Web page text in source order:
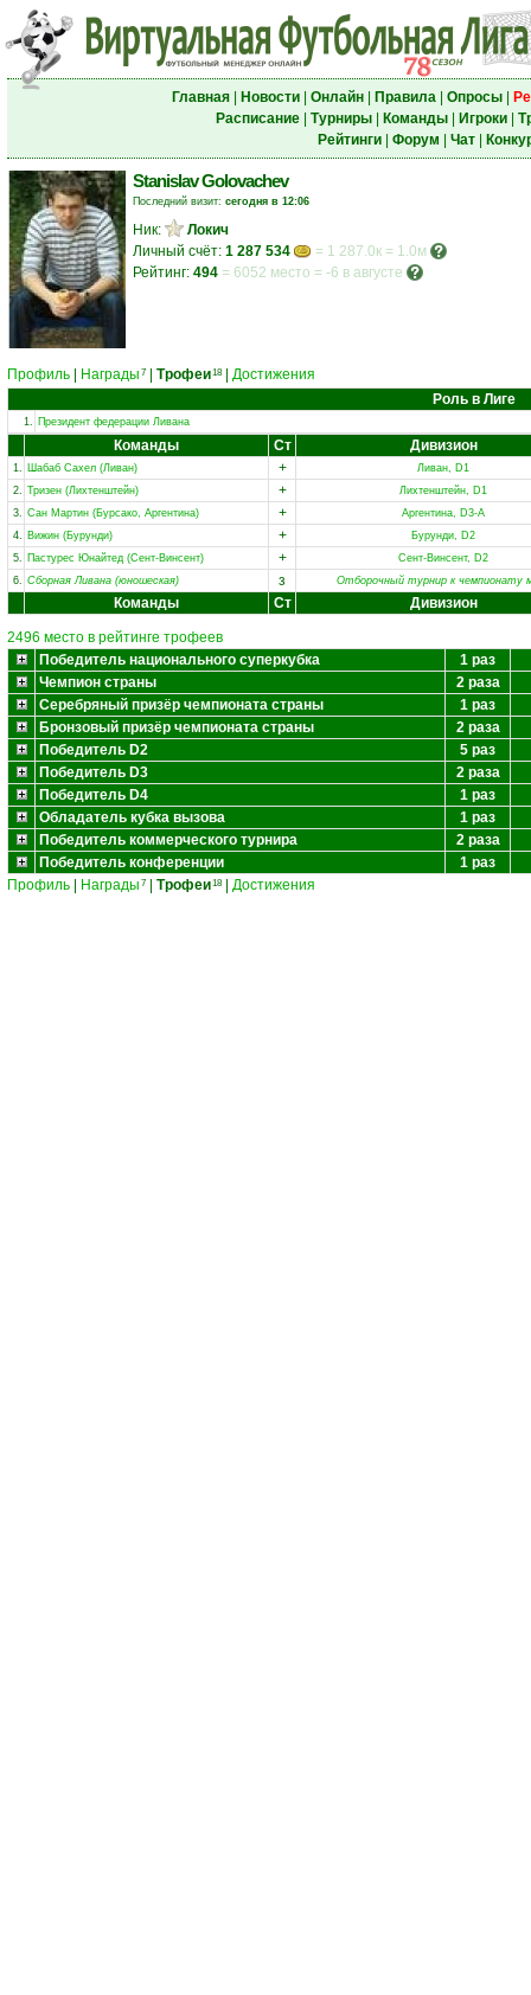
Главная| Новости| Онлайн| Правила| Опросы|
Расписание| Турниры| Команды| Игроки|
Рейтинги| Форум Чат|
Stanislav Golovachev
Последний визит: сегодня в 12:06
Ник:
Локич
Личный счёт: 1 287 534
= 1 287.0к = 1.0м
Рейтинг: 494 = 6052 место = -6 в августе
Профиль Награды 7 Трофеи18
Достижения
Роль в Лиге
1. Президент федерации Ливана
Команды Ст Дивизион
1. Шабаб Сахел (Ливан) +
Ливан, D1
2. Тризен (Лихтенштейн) +
Лихтенштейн, D1
3. Сан Мартин (Бурсако, Аргентина) +
Аргентина, D3-A
4. Вижин (Бурунди) +
Бурунди, D2
5. Пастурес Юнайтед (Сент-Винсент) +
Сент-Винсент, D2
6. Сборная Ливана (юношеская) з Отборочный турнир к чемпионату
Команды Ст Дивизион
2496 место в рейтинге трофеев
Победитель национального суперкубка
1 раз
Чемпион страны
2 раза
Серебряный призёр чемпионата страны
1 раз
Бронзовый призёр чемпионата страны
2 раза
Победитель D2
5 раз
Победитель D3
2 раза
Победитель D4
1 раз
Обладатель кубка вызова
1 раз
Победитель коммерческого турнира
2 раза
Победитель конференции
1 раз
Профиль
Награды 7 Трофеи18 Достижения